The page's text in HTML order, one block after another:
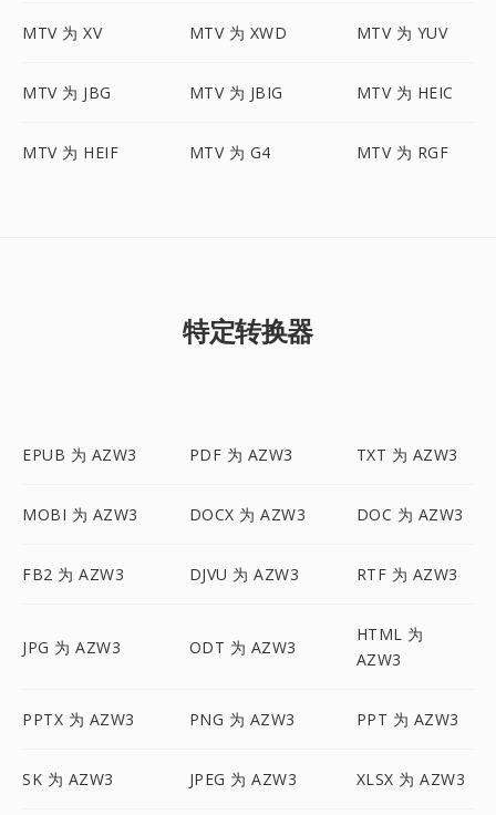
MTV 为 XV MTV 为 XWD MTV 为 YUV
MTV 为 JBG MTV 为 JBIG MTV 为 HEIC
MTV 为 HEIF MTV 为 G4 MTV 为 RGF
特定转换器
EPUB 为 AZW3 PDF 为 AZW3 TXT 为 AZW3
MOBI 为 AZW3 DOCX 为 AZW3 DOC 为 AZW3
FB2 为 AZW3 DJVU 为 AZW3 RTF 为 AZW3
JPG 为 AZW3 ODT 为 AZW3
HTML 为
AZW3
PPTX 为 AZW3 PNG 为 AZW3 PPT 为 AZW3
SK 为 AZW3 JPEG 为 AZW3 XLSX 为 AZW3